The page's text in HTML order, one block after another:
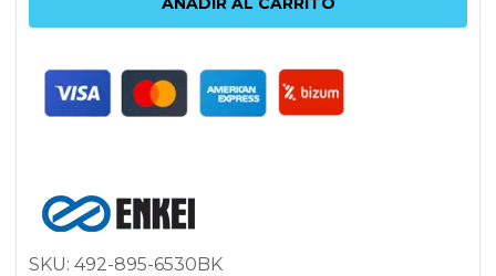
5X114.3
72.6
NEGRO
SKU: 492-895-6530BK